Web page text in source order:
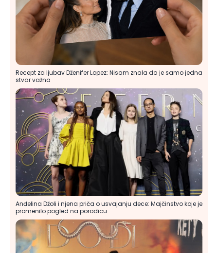
Recept za ljubav Dženifer Lopez: Nisam znala da je samo jedna
stvar važna
Anđelina Džoli i njena priča o usvajanju dece: Majčinstvo koje je
promenilo pogled na porodicu